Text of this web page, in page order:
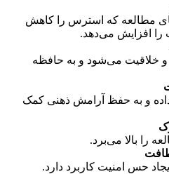
مطالعه که استرس را کاهش
را افزایش می‌دهد.
خلاقیت می‌شود و به حافظه
و به حفظ آرامش ذهنی کمک
را بالا می‌برد.
حس امنیت کاربرد دارد.